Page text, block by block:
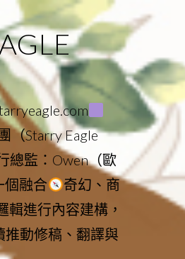
（Starry Eagle
總監：Owen（歐
個融合
奇幻、商
輯進行內容建構，
推動修稿、翻譯與